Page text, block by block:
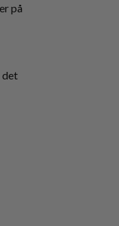
på
det